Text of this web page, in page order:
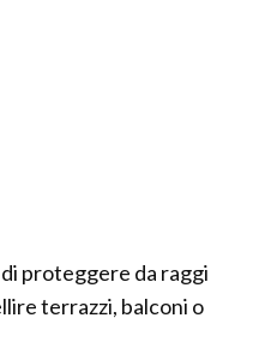
proteggere da raggi
terrazzi, balconi o